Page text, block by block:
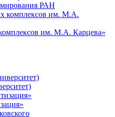
РАН
им. М.А. Карцева»